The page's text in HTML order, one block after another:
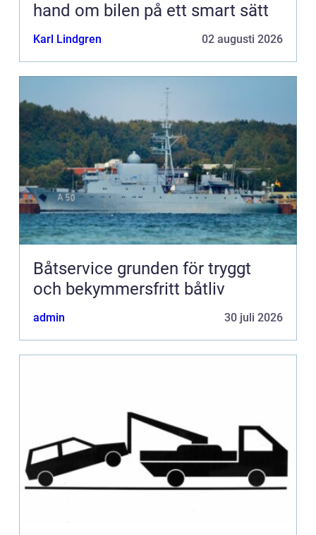
hand om bilen på ett smart sätt
Karl Lindgren 02 augusti 2026
Båtservice grunden för tryggt
och bekymmersfritt båtliv
admin 30 juli 2026